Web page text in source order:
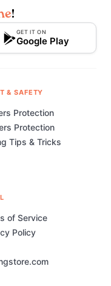
!
GET IT ON
Google Play
& SAFETY
Protection
Protection
Tips & Tricks
of Service
Policy